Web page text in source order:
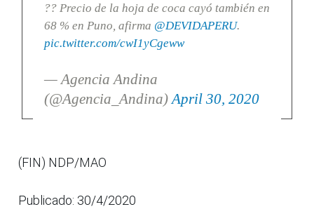
?? Precio de la hoja de coca cayó también en
68 % en Puno, afirma @DEVIDAPERU.
pic.twitter.com/cwI1yCgeww
— Agencia Andina
(@Agencia_Andina) April 30, 2020
(FIN) NDP/MAO
Publicado: 30/4/2020